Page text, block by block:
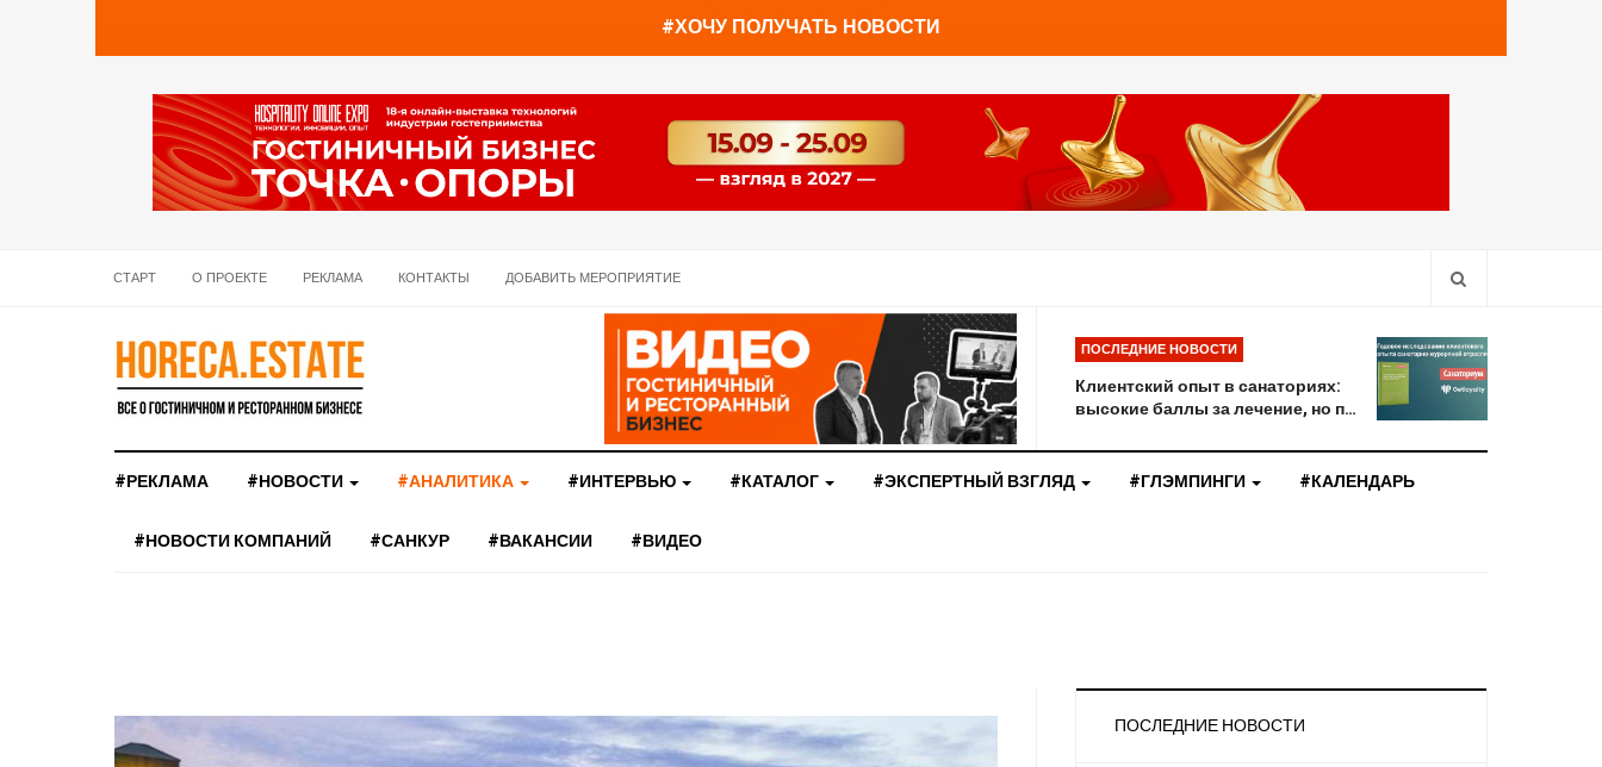
#ХОЧУ ПОЛУЧАТЬ НОВОСТИ
СТАРТ О ПРОЕКТЕ РЕКЛАМА КОНТАКТЫ ДОБАВИТЬ МЕРОПРИЯТИЕ
ПОСЛЕДНИЕ НОВОСТИ
Клиентский опыт в санаториях:
высокие баллы за лечение, но п…
#РЕКЛАМА #НОВОСТИ #АНАЛИТИКА #ИНТЕРВЬЮ #КАТАЛОГ #ЭКСПЕРТНЫЙ ВЗГЛЯД #ГЛЭМПИНГИ #КАЛЕНДАРЬ
#НОВОСТИ КОМПАНИЙ #САНКУР #ВАКАНСИИ #ВИДЕО
ПОСЛЕДНИЕ НОВОСТИ